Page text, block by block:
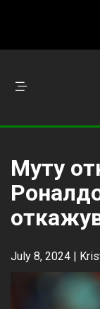
Муту
July 8, 2024 |